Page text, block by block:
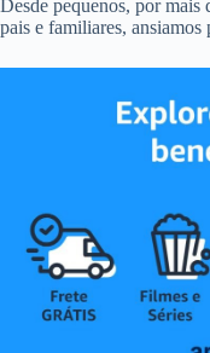
Desde pequenos, por mais
pais e familiares, ansiamos